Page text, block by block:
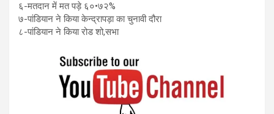
६-मतदान में मत पड़े ६०•७२%
७-पांडियान ने किया केन्द्रापड़ा का चुनावी दौरा
८-पांडियान ने किया रोड शो,सभा